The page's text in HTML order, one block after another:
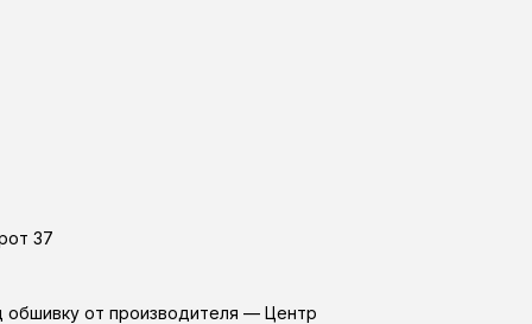
37
от производителя — Центр